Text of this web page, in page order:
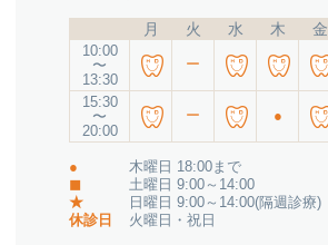
月 火 水 木 金
10:00
〜
13:30
ー
15:30
〜
20:00
ー ●
●
木曜日 18:00まで
◼︎
土曜日 9:00～14:00
★
日曜日 9:00～14:00(隔週診療)
休診日
火曜日・祝日